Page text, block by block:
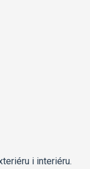
i interiéru.